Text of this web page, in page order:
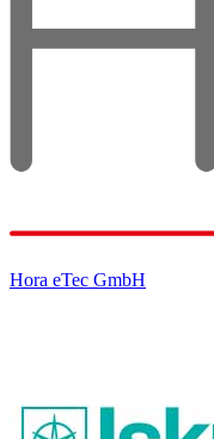
Hora eTec GmbH